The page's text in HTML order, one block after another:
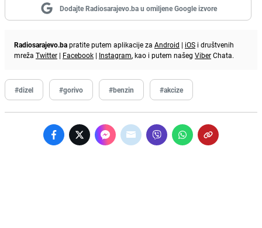
Dodajte Radiosarajevo.ba u omiljene Google izvore
Radiosarajevo.bapratite putem aplikacije za Android | iOS i društvenih
mreža Twitter | Facebook | Instagram, kao i putem našeg ViberChata.
#dizel #gorivo #benzin #akcize